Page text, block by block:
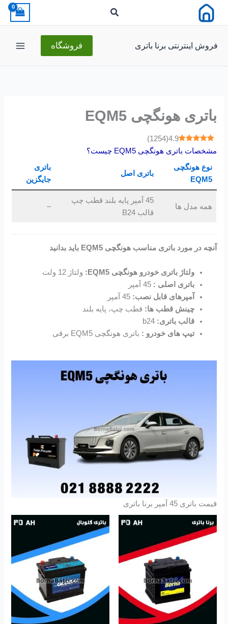
فروش اینترنتی برنا باتری فروشگاه
باتری هونگچی EQM5
4.9
(
1254
)
مشخصات باتری هونگچی EQM5 چیست؟
نوع هونگچی
EQM5
باتری اصل
باتری
جایگزین
همه مدل ها
45 آمپر پایه بلند قطب چپ
قالب B24
–
آنچه در مورد باتری مناسب هونگچی EQM5 باید بدانید
ولتاژ باتری خودرو هونگچی EQM5:
ولتاژ 12 ولت
باتری اصلی : 45 آمپر
آمپرهای قابل نصب: 45 آمپر
چینش قطب ها: قطب چپ، پایه بلند
قالب باتری: b24
تیپ های خودرو : باتری هونگچی EQM5 برقی
قیمت باتری 45 آمپر برنا باتری